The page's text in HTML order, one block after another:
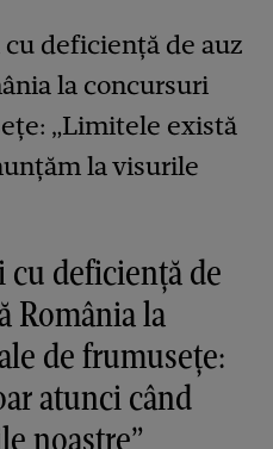
cu deficiență de
România la
de frumusețe:
atunci când
noastre”